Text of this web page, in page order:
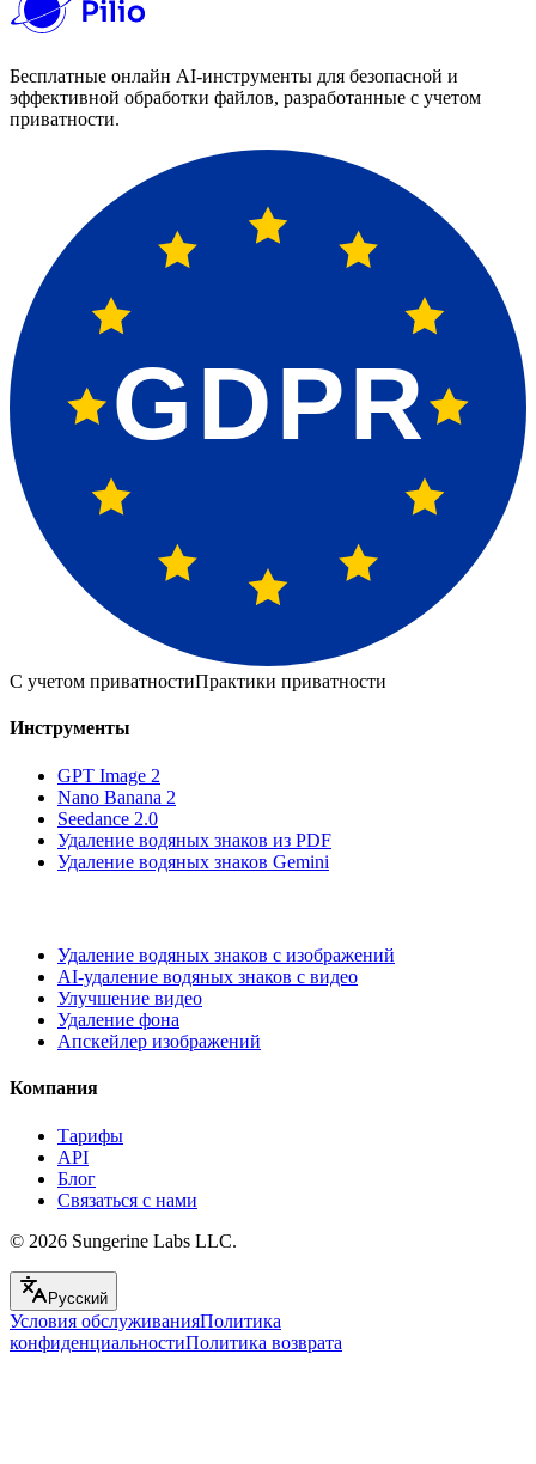
Бесплатные онлайн AI-инструменты для безопасной и
эффективной обработки файлов, разработанные с учетом
приватности.
GDPR
С учетом приватностиПрактики приватности
Инструменты
GPT Image 2
Nano Banana 2
Seedance 2.0
Удаление водяных знаков из PDF
Удаление водяных знаков Gemini
Удаление водяных знаков с изображений
AI-удаление водяных знаков с видео
Улучшение видео
Удаление фона
Апскейлер изображений
Компания
Тарифы
API
Блог
Связаться с нами
© 2026 Sungerine Labs LLC.
Русский
Условия обслуживанияПолитика
конфиденциальностиПолитика возврата